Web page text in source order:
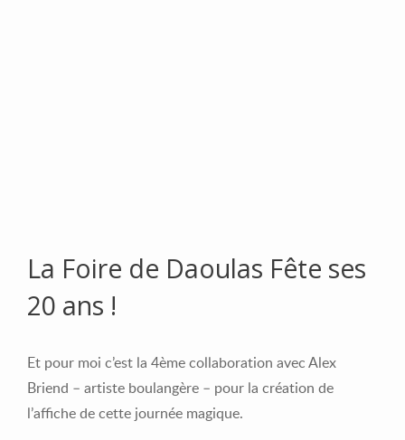
La Foire de Daoulas Fête ses
20 ans !
Et pour moi c’est la 4ème collaboration avec Alex
Briend – artiste boulangère – pour la création de
l’affiche de cette journée magique.